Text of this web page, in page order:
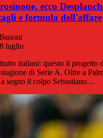
ecco
e formula dell'affare
luglio
italiani: questo il progetto
di Serie A. Oltre a
segno il colpo Sebastiano…